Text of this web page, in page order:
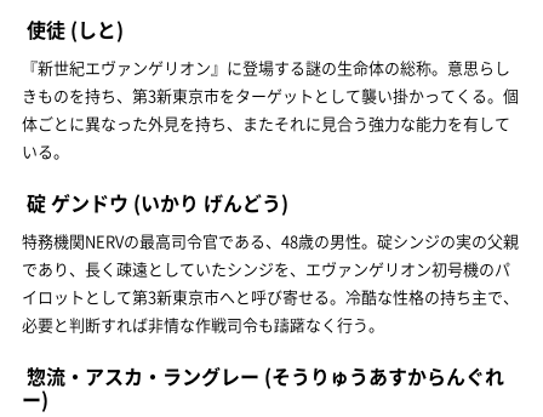
使徒 (しと)
『新世紀エヴァンゲリオン』に登場する謎の生命体の総称。意思らし
きものを持ち、第3新東京市をターゲットとして襲い掛かってくる。個
体ごとに異なった外見を持ち、またそれに見合う強力な能力を有して
いる。
碇 ゲンドウ (いかり げんどう)
特務機関NERVの最高司令官である、48歳の男性。碇シンジの実の父親
であり、長く疎遠としていたシンジを、エヴァンゲリオン初号機のパ
イロットとして第3新東京市へと呼び寄せる。冷酷な性格の持ち主で、
必要と判断すれば非情な作戦司令も躊躇なく行う。
惣流・アスカ・ラングレー (そうりゅうあすからんぐれ
ー)